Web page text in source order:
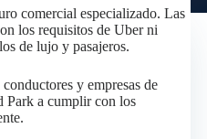
comercial especializado. Las
los requisitos de Uber ni
de lujo y pasajeros.
y empresas de
Park a cumplir con los